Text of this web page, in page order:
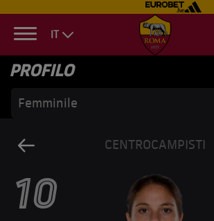
IT
PROFILO
Femminile
10
CENTROCAMPISTI